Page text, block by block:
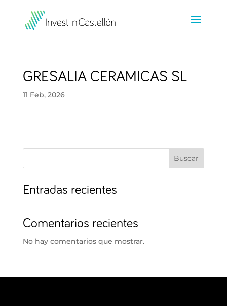
GRESALIA CERAMICAS SL
11 Feb, 2026
Buscar
Entradas recientes
Comentarios recientes
No hay comentarios que mostrar.